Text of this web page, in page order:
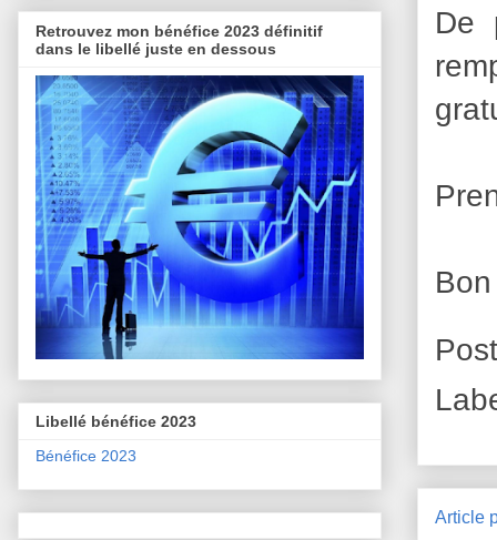
De
Article
Retrouvez mon bénéfice 2023 définitif
dans le libellé juste en dessous
Libellé bénéfice 2023
Bénéfice 2023